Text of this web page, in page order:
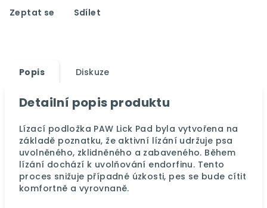
Zeptat se Sdílet
Popis Diskuze
Detailní popis produktu
Lízací podložka PAW Lick Pad byla vytvořena na
základě poznatku, že aktivní lízání udržuje psa
uvolněného, zklidněného a zabaveného. Během
lízání dochází k uvolňování endorfinu. Tento
proces snižuje případné úzkosti, pes se bude cítit
komfortně a vyrovnaně.